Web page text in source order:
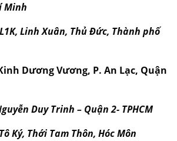
Minh
Linh Xuân, Thủ Đức, Thành phố
Dương Vương, P. An Lạc, Quận
Duy Trinh – Quận 2- TPHCM
Ký, Thới Tam Thôn, Hóc Môn